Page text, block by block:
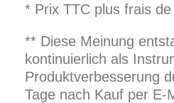
* Prix TTC plus frais
** Diese Meinung
kontinuierlich als
Produktverbesserung
Tage nach Kauf per E-